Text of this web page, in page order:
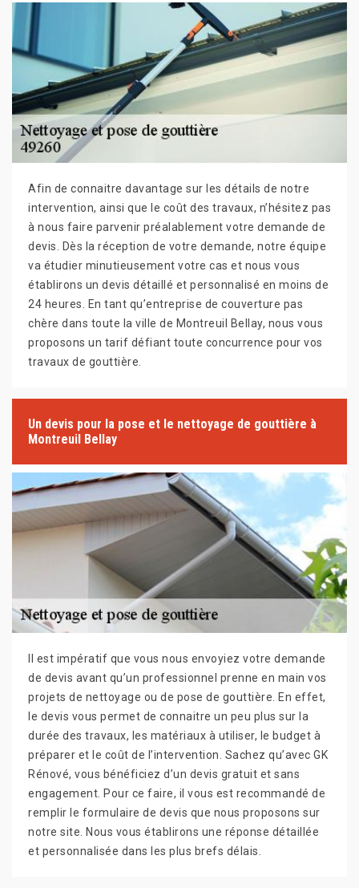
Afin de connaitre davantage sur les détails de notre
intervention, ainsi que le coût des travaux, n’hésitez pas
à nous faire parvenir préalablement votre demande de
devis. Dès la réception de votre demande, notre équipe
va étudier minutieusement votre cas et nous vous
établirons un devis détaillé et personnalisé en moins de
24 heures. En tant qu’entreprise de couverture pas
chère dans toute la ville de Montreuil Bellay, nous vous
proposons un tarif défiant toute concurrence pour vos
travaux de gouttière.
Un devis pour la pose et le nettoyage de gouttière à
Montreuil Bellay
Il est impératif que vous nous envoyiez votre demande
de devis avant qu’un professionnel prenne en main vos
projets de nettoyage ou de pose de gouttière. En effet,
le devis vous permet de connaitre un peu plus sur la
durée des travaux, les matériaux à utiliser, le budget à
préparer et le coût de l’intervention. Sachez qu’avec GK
Rénové, vous bénéficiez d’un devis gratuit et sans
engagement. Pour ce faire, il vous est recommandé de
remplir le formulaire de devis que nous proposons sur
notre site. Nous vous établirons une réponse détaillée
et personnalisée dans les plus brefs délais.